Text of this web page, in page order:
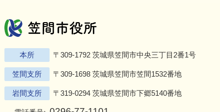
本所 〒309-1792 茨城県笠間市中央三丁目2番1号
笠間支所 〒309-1698 茨城県笠間市笠間1532番地
岩間支所 〒319-0294 茨城県笠間市下郷5140番地